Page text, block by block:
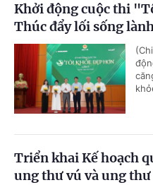
Khởi động cuộc thi
Thúc đẩy lối sống
Triển khai Kế hoạch
ung thư vú và ung